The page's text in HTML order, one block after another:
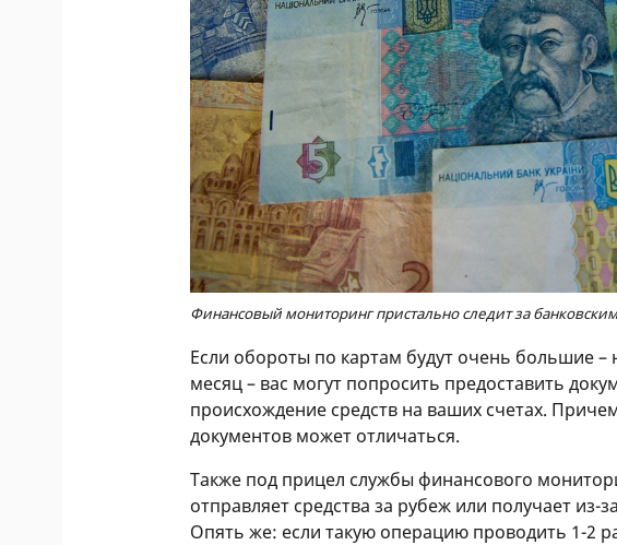
Финансовый мониторинг пристально следит за
Если обороты по картам будут очень большие –
месяц – вас могут попросить предоставить
происхождение средств на ваших счетах.
документов может отличаться.
Также под прицел службы финансового
отправляет средства за рубеж или получает
Опять же: если такую операцию проводить 1-2